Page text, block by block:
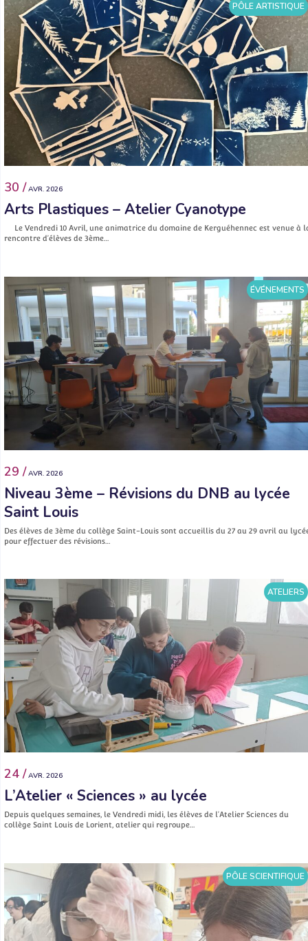
PÔLE ARTISTIQUE
30 / AVR. 2026
Arts Plastiques – Atelier Cyanotype
Le Vendredi 10 Avril, une animatrice du domaine de Kerguéhennec est venue à
rencontre d’élèves de 3ème…
ÉVÉNEMENTS
29 / AVR. 2026
Niveau 3ème – Révisions du DNB au lycée
Saint Louis
Des élèves de 3ème du collège Saint-Louis sont accueillis du 27 au 29 avril au
pour effectuer des révisions…
ATELIERS
24 / AVR. 2026
L’Atelier « Sciences » au lycée
Depuis quelques semaines, le Vendredi midi, les élèves de l’Atelier Sciences du
collège Saint Louis de Lorient, atelier qui regroupe…
PÔLE SCIENTIFIQUE